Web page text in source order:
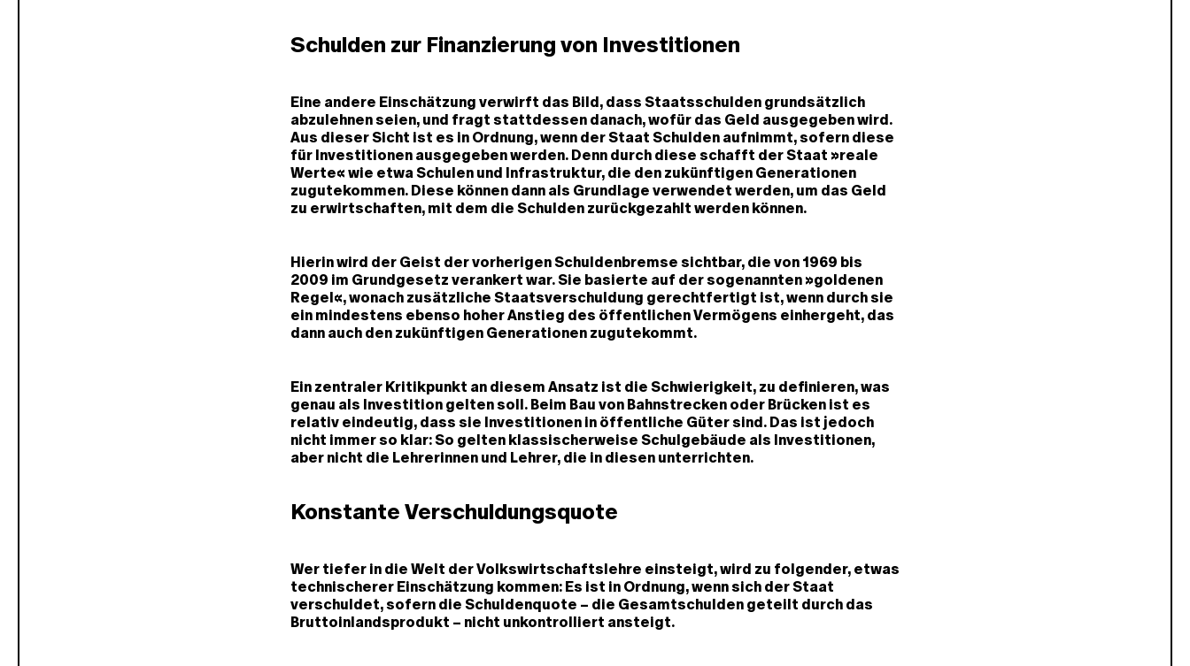
Schulden zur Finanzierung von Investitionen
Eine andere Einschätzung verwirft das Bild, dass Staatsschulden grundsätzlich
abzulehnen seien, und fragt stattdessen danach, wofür das Geld ausgegeben wird.
Aus dieser Sicht ist es in Ordnung, wenn der Staat Schulden aufnimmt, sofern diese
für Investitionen ausgegeben werden. Denn durch diese schafft der Staat »reale
Werte« wie etwa Schulen und Infrastruktur, die den zukünftigen Generationen
zugutekommen. Diese können dann als Grundlage verwendet werden, um das Geld
zu erwirtschaften, mit dem die Schulden zurückgezahlt werden können.
Hierin wird der Geist der vorherigen Schuldenbremse sichtbar, die von 1969 bis
2009 im Grundgesetz verankert war. Sie basierte auf der sogenannten »goldenen
Regel«, wonach zusätzliche Staatsverschuldung gerechtfertigt ist, wenn durch sie
ein mindestens ebenso hoher Anstieg des öffentlichen Vermögens einhergeht, das
dann auch den zukünftigen Generationen zugutekommt.
Ein zentraler Kritikpunkt an diesem Ansatz ist die Schwierigkeit, zu definieren, was
genau als Investition gelten soll. Beim Bau von Bahnstrecken oder Brücken ist es
relativ eindeutig, dass sie Investitionen in öffentliche Güter sind. Das ist jedoch
nicht immer so klar: So gelten klassischerweise Schulgebäude als Investitionen,
aber nicht die Lehrerinnen und Lehrer, die in diesen unterrichten.
Konstante Verschuldungsquote
Wer tiefer in die Welt der Volkswirtschaftslehre einsteigt, wird zu folgender, etwas
technischerer Einschätzung kommen: Es ist in Ordnung, wenn sich der Staat
verschuldet, sofern die Schuldenquote – die Gesamtschulden geteilt durch das
Bruttoinlandsprodukt – nicht unkontrolliert ansteigt.